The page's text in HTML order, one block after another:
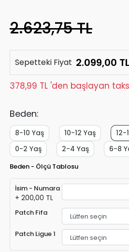
2.623,75 TL
Sepetteki Fiyat 2.099,00 TL
378,99 TL 'den başlayan
Beden:
12-
10-12 Yaş
8-10 Yaş
6-8
2-4 Yaş
0-2 Yaş
Beden - Ölçü Tablosu
İsim - Numara
+ 200,00 TL
Patch Fifa
Patch Ligue 1